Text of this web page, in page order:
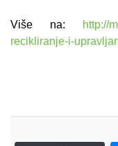
Više na:
http://
recikliranje-i-